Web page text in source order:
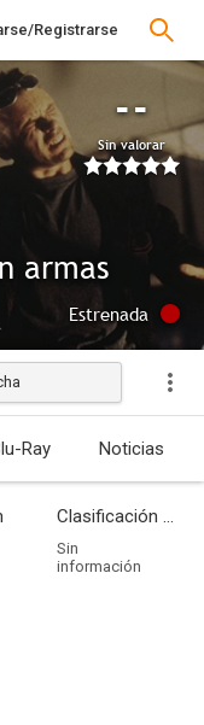
Registrarse
--
Sin valorar
armas
Estrenada
Ray Noticias
Clasificación por edades
Sin
información